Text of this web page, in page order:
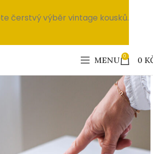
MENU 0 0
čerstvý výběr vintage kousků.